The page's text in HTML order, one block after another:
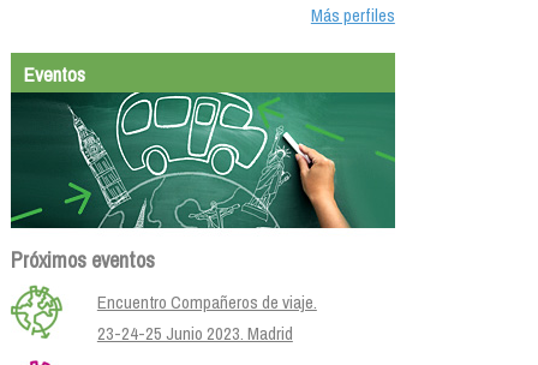
Más perfiles
Eventos
Próximos eventos
Encuentro Compañeros de viaje.
23-24-25 Junio 2023. Madrid